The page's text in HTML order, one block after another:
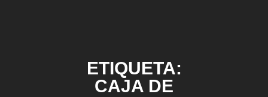
ETIQUETA:
CAJA DE